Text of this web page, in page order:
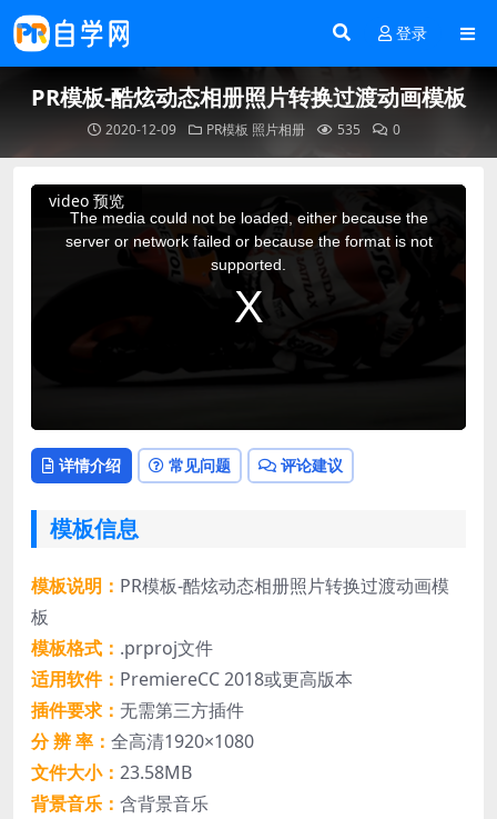
登录
PR模板-酷炫动态相册照片转换过渡动画模板
2020-12-09 PR模板 照片相册 535 0
video 预览
This
The media could not be loaded, either because the
server or network failed or because the format is not
supported.
详情介绍 常见问题 评论建议
模板信息
模板说明： PR模板-酷炫动态相册照片转换过渡动画模
板
模板格式： .prproj文件
适用软件： PremiereCC 2018或更高版本
插件要求： 无需第三方插件
分 辨 率： 全高清1920×1080
文件大小： 23.58MB
背景音乐： 含背景音乐